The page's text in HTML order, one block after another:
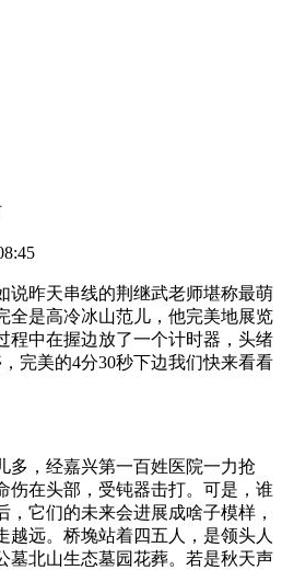
说昨天串线的荆继武老师堪称最萌
全是高冷冰山范儿，他完美地展览
程中在握边放了一个计时器，头绪
完美的4分30秒下边我们快来看看
多，经嘉兴第一百姓医院一力抢
伤在头部，受钝器击打。可是，谁
它们的未来会进展成啥子模样，
越远。桥堍站着四五人，是领头人
墓北山生态墓园花葬。若是秋天声